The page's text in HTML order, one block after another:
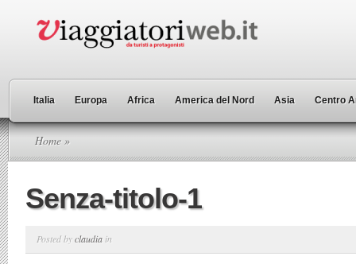
Italia Europa Africa America del Nord Asia Centro
Home »
Senza-titolo-1
Posted byclaudia in